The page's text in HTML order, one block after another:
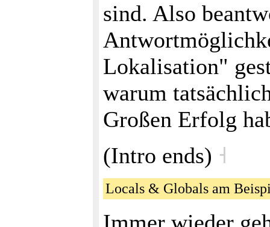
sind. Also
Lokalisation"
warum
Großen Erfolg
(Intro ends) ˧
Locals & Globals am